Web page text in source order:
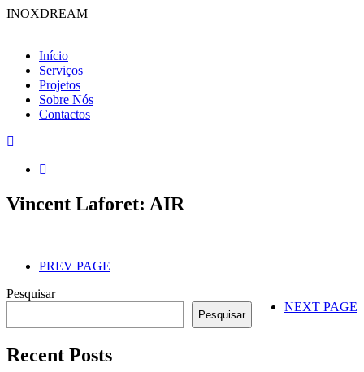
INOXDREAM
Início
Serviços
Projetos
Sobre Nós
Contactos
Vincent Laforet: AIR
PREV PAGE
NEXT PAGE
Pesquisar
Pesquisar
Recent Posts